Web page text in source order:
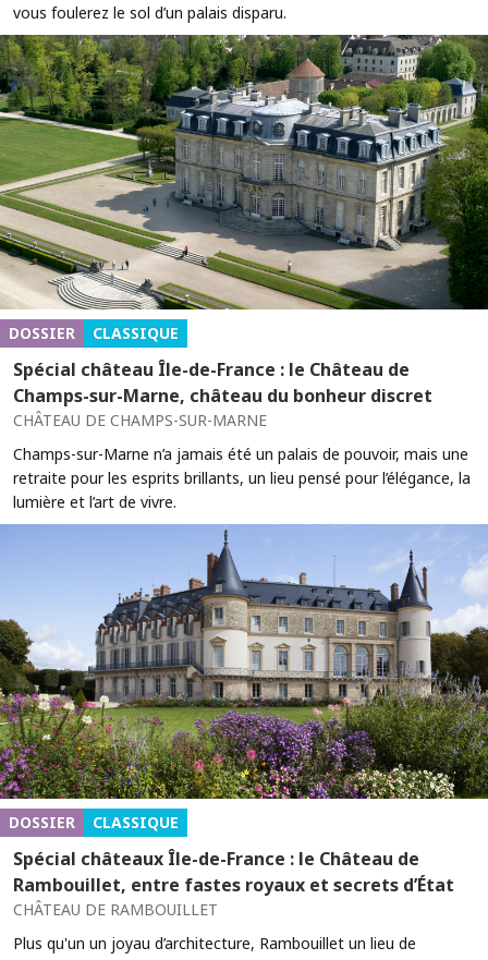
vous foulerez le sol d’un palais disparu.
DOSSIER CLASSIQUE
Spécial château Île-de-France : le Château de
Champs-sur-Marne, château du bonheur discret
CHÂTEAU DE CHAMPS-SUR-MARNE
Champs-sur-Marne n’a jamais été un palais de pouvoir, mais une
retraite pour les esprits brillants, un lieu pensé pour l’élégance, la
lumière et l’art de vivre.
DOSSIER CLASSIQUE
Spécial châteaux Île-de-France : le Château de
Rambouillet, entre fastes royaux et secrets d’État
CHÂTEAU DE RAMBOUILLET
Plus qu'un un joyau d’architecture, Rambouillet un lieu de